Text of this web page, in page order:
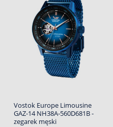
Vostok Europe Limousine
GAZ-14 NH38A-560D681B -
zegarek męski